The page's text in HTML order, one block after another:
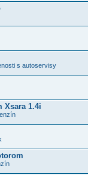
s autoservisy
Xsara 1.4i